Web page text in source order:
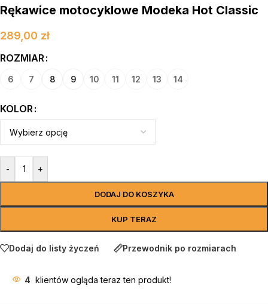
Rękawice motocyklowe Modeka Hot Classic
289,00 zł
ROZMIAR
6 7 8 9 10 11 12 13 14
KOLOR
- +
DODAJ DO KOSZYKA
KUP TERAZ
Dodaj do listy życzeń Przewodnik po rozmiarach
4 klientów ogląda teraz ten produkt!